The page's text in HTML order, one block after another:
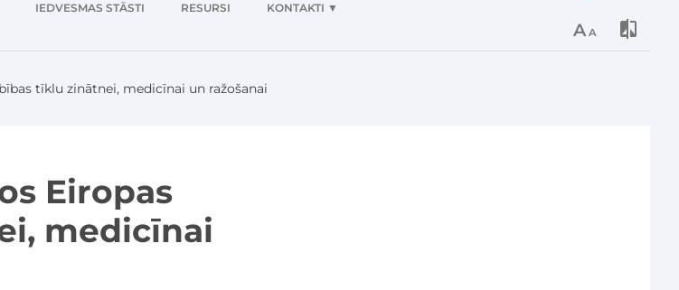
IEDVESMAS STĀSTI RESURSI KONTAKTI ▼
AA
tīklu zinātnei, medicīnai un ražošanai
Eiropas
medicīnai